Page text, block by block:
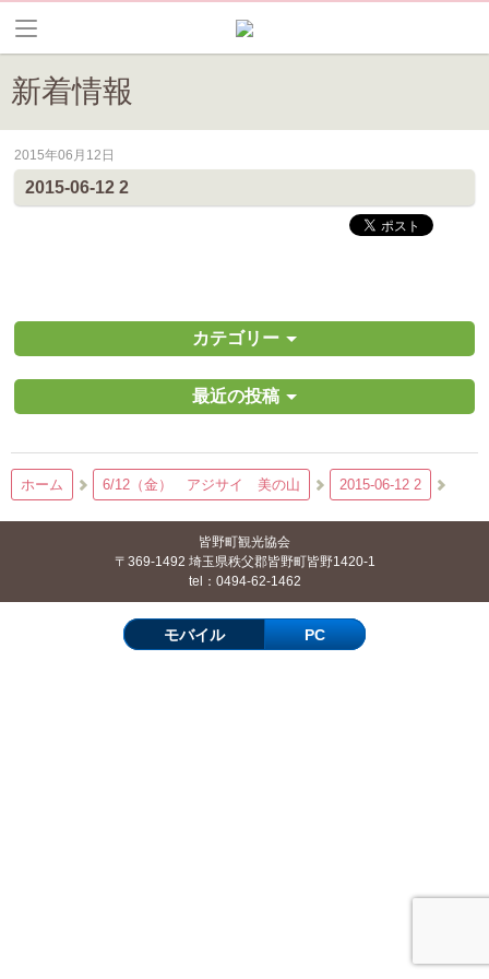
新着情報
皆野町のイベントやお祭り、花情報等の最新情報や観光協会会員情報
2015年06月12日
2015-06-12 2
カテゴリー
最近の投稿
ホーム 6/12（金） アジサイ 美の山 2015-06-12 2
皆野町観光協会
〒369-1492 埼玉県秩父郡皆野町皆野1420-1
tel：0494-62-1462
モバイル PC